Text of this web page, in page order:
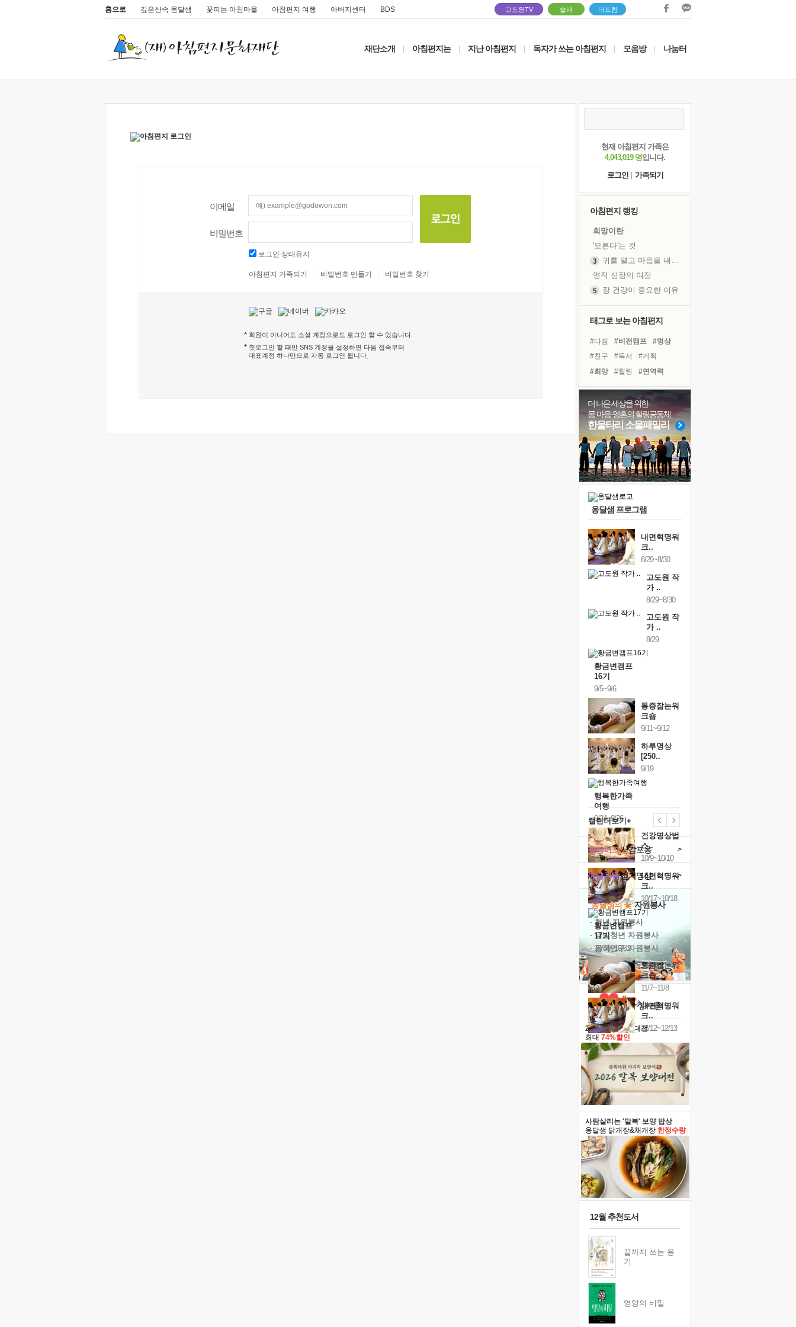
홈으로 깊은산속 옹달샘 꽃피는 아침마을 아침편지 여행 아버지센터 BDS 고도원TV 솔패 더드림
재단소개 아침편지는 지난 아침편지 독자가 쓰는 아침편지 모음방 나눔터
이메일
비밀번호
로그인 상태유지
아침편지 가족되기 비밀번호 만들기 비밀번호 찾기
회원이 아니어도 소셜 계정으로도 로그인 할 수 있습니다.
첫로그인 할 때만 SNS 계정을 설정하면 다음 접속부터
대표계정 하나만으로 자동 로그인 됩니다
현재 아침편지 가족은
4,043,019 명입니다.
로그인
가족되기
아침편지 랭킹
희망이란
'모른다'는 것
귀를 열고 마음을 내어주고
영적 성장의 여정
장 건강이 중요한 이유
꿈이 실제가 되는 것
'말 타는 법'을 먼저
졸업식 사진을 보며
극심한 변비, 어깨결림, 수면 장애
아픈 아버지를 위한 공간 설계
슬럼프
보고 싶은 어머니
못된 꼰대들
태그로 보는 아침편지
#다짐 #비전캠프
#명상
#친구
#독서
#계획
#희망
#힐링
#면역력
#선택
#바이러스
#경험
#나눔
#도움
#아이들
#링컨학교
#삶
#건강
#유튜브
#사람 #리더
더 나은 세상을 위한
몸·마음·영혼의 힐링공동체
한울타리 소울패밀리
옹달샘 프로그램
내면혁명워
크..
8/29~8/30
고도원 작
가 ..
8/29~8/30
고도원 작
가 ..
8/29
황금변캠프
16기
9/5~9/6
통증잡는워
크숍
9/11~9/12
하루명상
[250..
9/19
행복한가족
여행
9/24~9/26
건강명상법
스..
10/9~10/10
내면혁명워
크..
10/17~10/18
황금변캠프
17기
10/30~10/31
통증잡는워
크숍
11/7~11/8
내면혁명워
크..
12/12~12/13
캘린더보기+
예술치유걷기명상 >
힐링허그사감포옹 >
'옹달샘의 꽃'자원봉사
· 청년 자원봉사
· 금빛청년 자원봉사
· 음식연구 자원봉사
2026 말복 보양대전
최대 74%할인
사람살리는 '말복' 보양 밥상
옹달샘 닭개장&채개장 한정수량
12월 추천도서
끝까지 쓰는 용
기
영양의 비밀